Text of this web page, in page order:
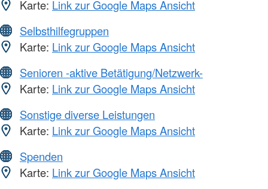
Karte: Link zur Google Maps Ansicht
Selbsthilfegruppen
Karte: Link zur Google Maps Ansicht
Senioren -aktive Betätigung/Netzwerk-
Karte: Link zur Google Maps Ansicht
Sonstige diverse Leistungen
Karte: Link zur Google Maps Ansicht
Spenden
Karte: Link zur Google Maps Ansicht